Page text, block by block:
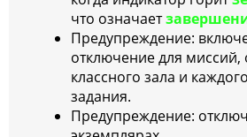
что означает
Предупреждение:
отключение для миссий,
классного зала и
задания.
Предупреждение: